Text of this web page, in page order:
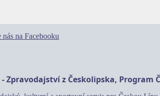
nás na Facebooku
- Zpravodajství z Českolipska, Program